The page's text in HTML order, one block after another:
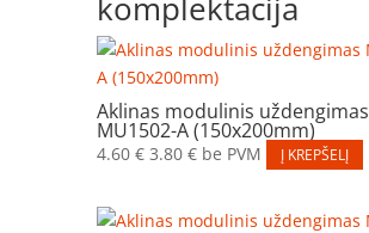
Aklinas modulinis uždengimas
MU1502-A (150x200mm)
4.60 € 3.80 €be PVM Į KREPŠELĮ